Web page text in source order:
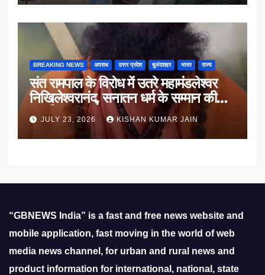
BREAKING NEWS अपराध उत्तर प्रदेश बुलंदशहर भारत राज्य
संत रामपाल के विरोध में उतरे महामंडलेश्वर
निखिलेश्वरानंद, सनातन धर्म के सम्मान की
उठाई मांग
JULY 23, 2026 KISHAN KUMAR JAIN
“GBNEWS India” is a fast and free news website and
mobile application, fast moving in the world of web
media news channel, for urban and rural news and
product information for international, national, state